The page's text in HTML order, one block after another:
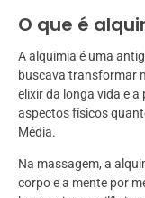
O que é
A alquimia é uma
buscava transformar
elixir da longa vida e
aspectos físicos
Média.
Na massagem, a
corpo e a mente por